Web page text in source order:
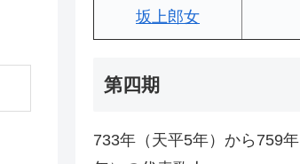
坂上郎女
第四期
733年（天平5年）から759